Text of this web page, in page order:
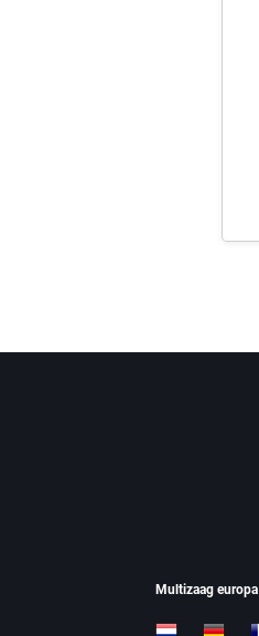
Multizaag europa